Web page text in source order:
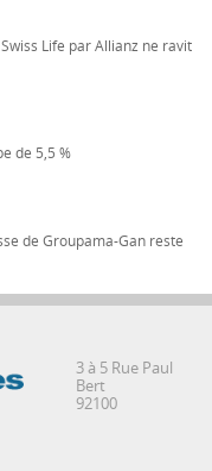
Life par Allianz ne ravit
de 5,5 %
de Groupama-Gan reste
3 à 5 Rue Paul
Bert
92100